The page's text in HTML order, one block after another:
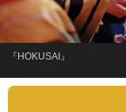
『HOKUSAI』